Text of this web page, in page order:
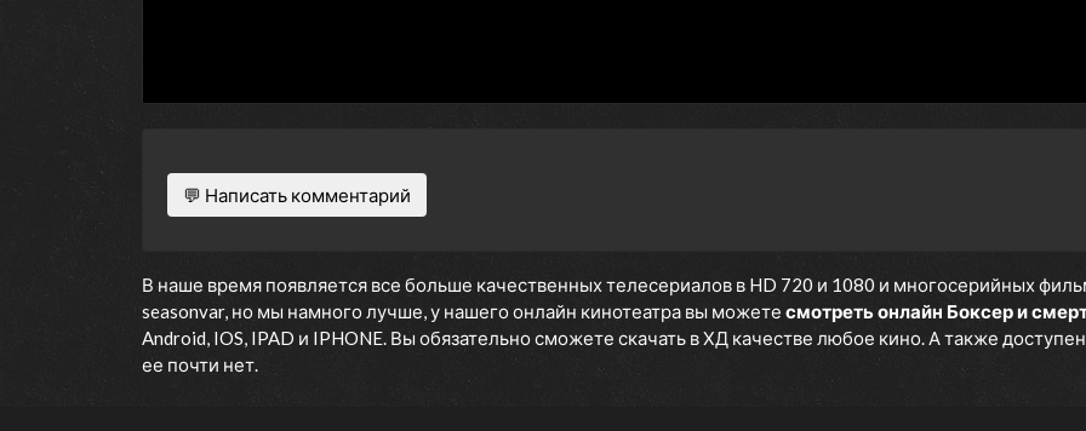
💬 Написать комментарий
В наше время появляется все больше качественных телесериалов в HD 720 и 1080 и многосерийных
seasonvar, но мы намного лучше, у нашего онлайн кинотеатра вы можете смотреть онлайн Боксер и
Android, IOS, IPAD и IPHONE. Вы обязательно сможете скачать в ХД качестве любое кино. А также
ее почти нет.